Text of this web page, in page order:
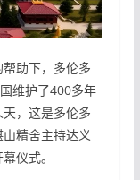
助下，多伦多
维护了400多年
，这是多伦多
精舍主持达义
仪式。